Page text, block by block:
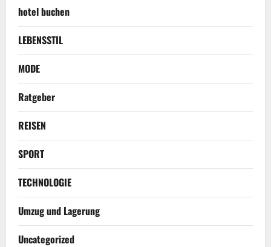
hotel buchen
LEBENSSTIL
MODE
Ratgeber
REISEN
SPORT
TECHNOLOGIE
Umzug und Lagerung
Uncategorized